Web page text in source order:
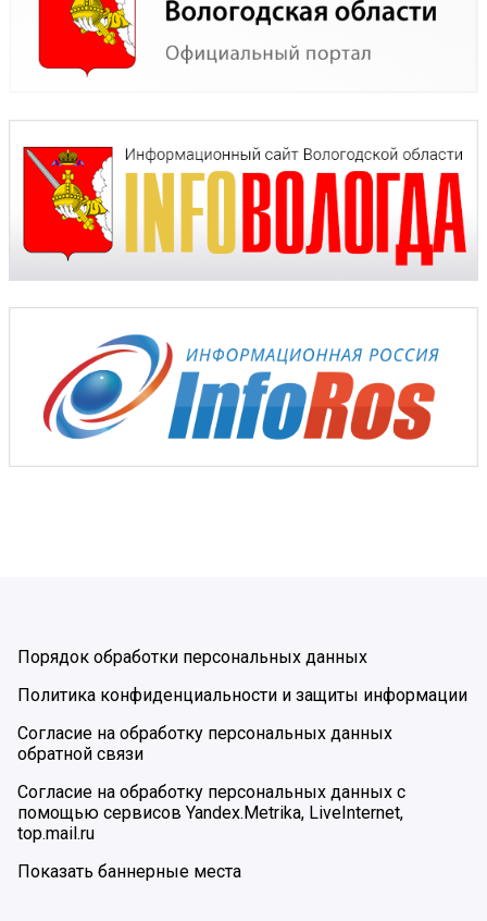
Порядок обработки персональных данных
Политика конфиденциальности и защиты информации
Согласие на обработку персональных данных
обратной связи
Согласие на обработку персональных данных с
помощью сервисов Yandex.Metrika, LiveInternet,
top.mail.ru
Показать баннерные места